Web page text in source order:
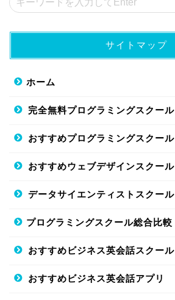
サイトマップ
ホーム
完全無料プログラミングスクール
おすすめプログラミングスクール
おすすめウェブデザインスクール
データサイエンティストスクール
プログラミングスクール総合比較
おすすめビジネス英会話スクール
おすすめビジネス英会話アプリ